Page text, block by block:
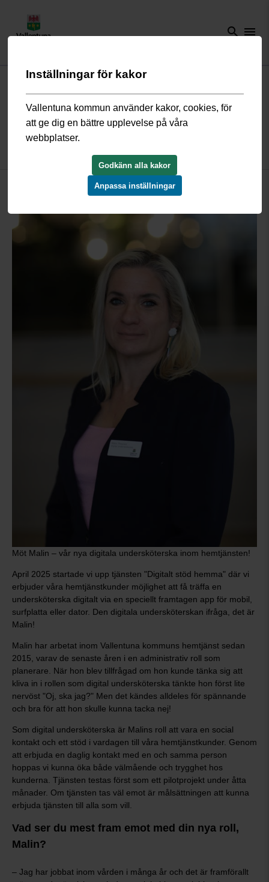
search menu
Start/Näringsliv och arbete/ Arbeta hos oss
Möt Malin, vår digitala
undersköterska
Möt Malin – vår nya digitala undersköterska inom hemtjänsten!
April 2025 startade vi upp tjänsten "Digitalt stöd hemma" där vi
erbjuder våra hemtjänstkunder möjlighet att få träffa en
undersköterska digitalt via en speciellt framtagen app för mobil,
surfplatta eller dator. Den digitala undersköterskan ifråga, det är
Malin!
Malin har arbetat inom Vallentuna kommuns hemtjänst sedan
2015, varav de senaste åren i en administrativ roll som
planerare. När hon blev tillfrågad om hon kunde tänka sig att
kliva in i rollen som digital undersköterska tänkte hon först lite
nervöst "Oj, ska jag?" Men det kändes alldeles för spännande
och bra för att hon skulle kunna tacka nej!
Som digital undersköterska är Malins roll att vara en social
kontakt och ett stöd i vardagen till våra hemtjänstkunder. Genom
att erbjuda en daglig kontakt med en och samma person
hoppas vi kunna öka både välmående och trygghet hos
kunderna. Tjänsten testas först som ett pilotprojekt under åtta
månader. Om tjänsten tas väl emot är målsättningen att kunna
erbjuda tjänsten till alla som vill.
Vad ser du mest fram emot med din nya roll,
Malin?
– Jag har jobbat inom vården i många år och det är framförallt
Inställningar för kakor
Vallentuna kommun använder kakor, cookies, för
att ge dig en bättre upplevelse på våra
webbplatser.
Godkänn alla kakor
Anpassa inställningar